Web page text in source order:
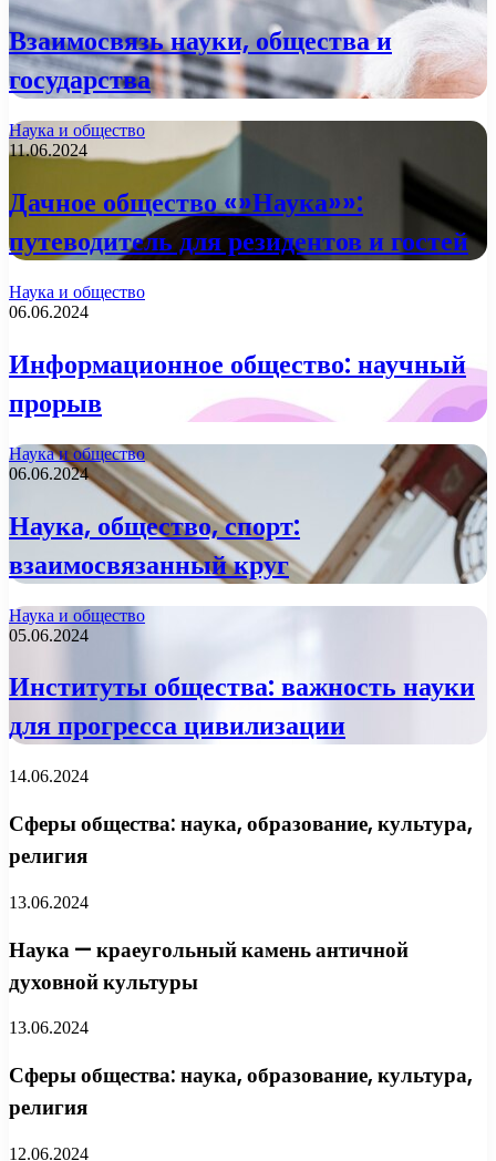
Взаимосвязь науки, общества и
государства
Наука и общество
11.06.2024
Дачное общество «»Наука»»:
путеводитель для резидентов и гостей
Наука и общество
06.06.2024
Информационное общество: научный
прорыв
Наука и общество
06.06.2024
Наука, общество, спорт:
взаимосвязанный круг
Наука и общество
05.06.2024
Институты общества: важность науки
для прогресса цивилизации
14.06.2024
Сферы общества: наука, образование, культура,
религия
13.06.2024
Наука — краеугольный камень античной
духовной культуры
13.06.2024
Сферы общества: наука, образование, культура,
религия
12.06.2024